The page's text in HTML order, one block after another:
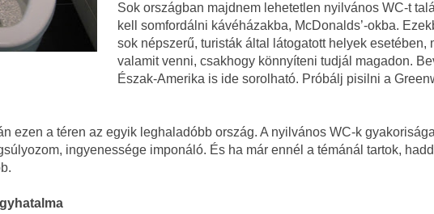
Sok országban majdnem lehetetlen nyilvános WC-t
kell somfordálni kávéházakba, McDonalds’-okba.
sok népszerű, turisták által látogatott helyek esetében,
valamit venni, csakhogy könnyíteni tudjál magadon.
Észak-Amerika is ide sorolható. Próbálj pisilni a
ezen a téren az egyik leghaladóbb ország. A nyilvános WC-k
ingyenessége imponáló. És ha már ennél a témánál tartok, hadd